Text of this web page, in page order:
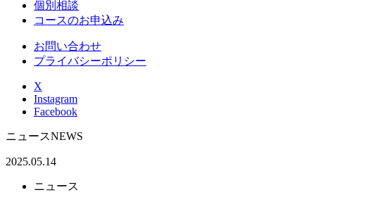
個別相談
コースのお申込み
お問い合わせ
プライバシーポリシー
X
Instagram
Facebook
ニュースNEWS
2025.05.14
ニュース